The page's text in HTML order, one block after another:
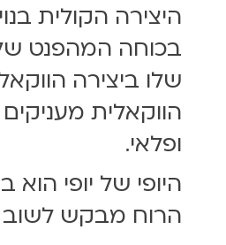
היצירה הקולית
בכוחה המהפנט של
שלו ביצירה
הווקאלית
ופלאי.
היופי של יופי
הרוח מבקש לשוב